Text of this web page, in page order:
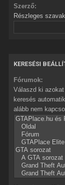
Szerző:
Részleges
KERESÉSI
Fórumok:
Válaszd ki
keresés
alább nem